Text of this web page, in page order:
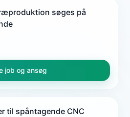
søges på
job og ansøg
til spåntagende CNC